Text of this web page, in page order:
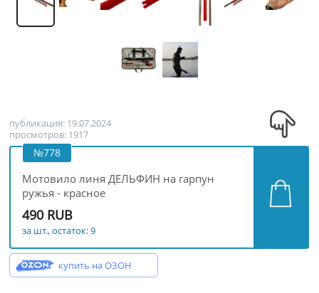
публикация: 19.07.2024
просмотров: 1917
№778
Мотовило линя ДЕЛЬФИН на гарпун
ружья - красное
490 RUB
за шт., остаток: 9
купить на ОЗОН